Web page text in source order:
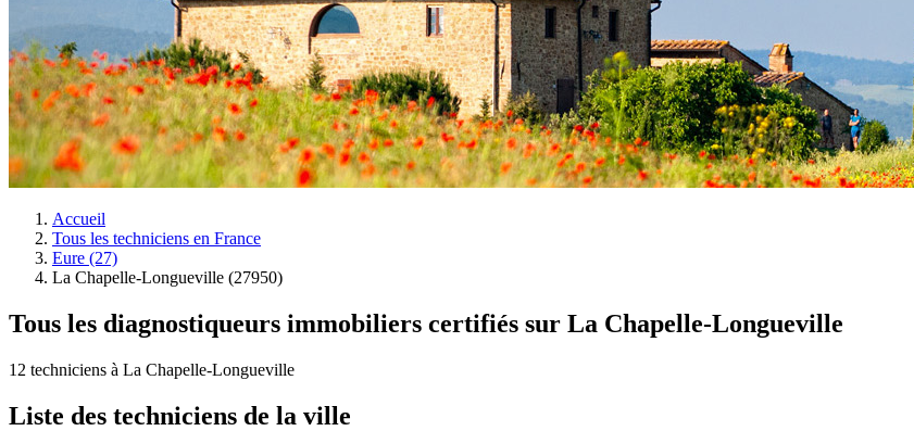
Accueil
Tous les techniciens en France
Eure (27)
La Chapelle-Longueville (27950)
Tous les diagnostiqueurs immobiliers certifiés sur La Chapelle-Longueville
12 techniciens à La Chapelle-Longueville
Liste des techniciens de la ville